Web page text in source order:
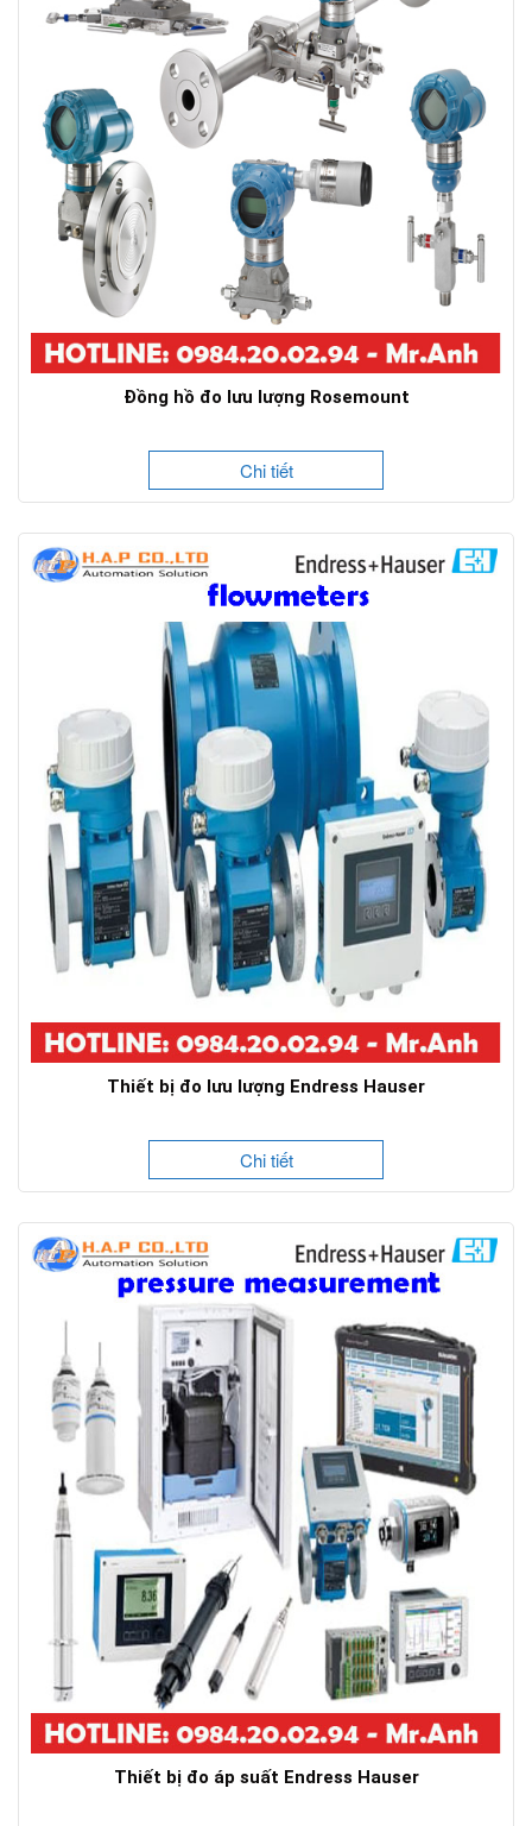
Đồng hồ đo lưu lượng Rosemount
Chi tiết
Thiết bị đo lưu lượng Endress Hauser
Chi tiết
Thiết bị đo áp suất Endress Hauser